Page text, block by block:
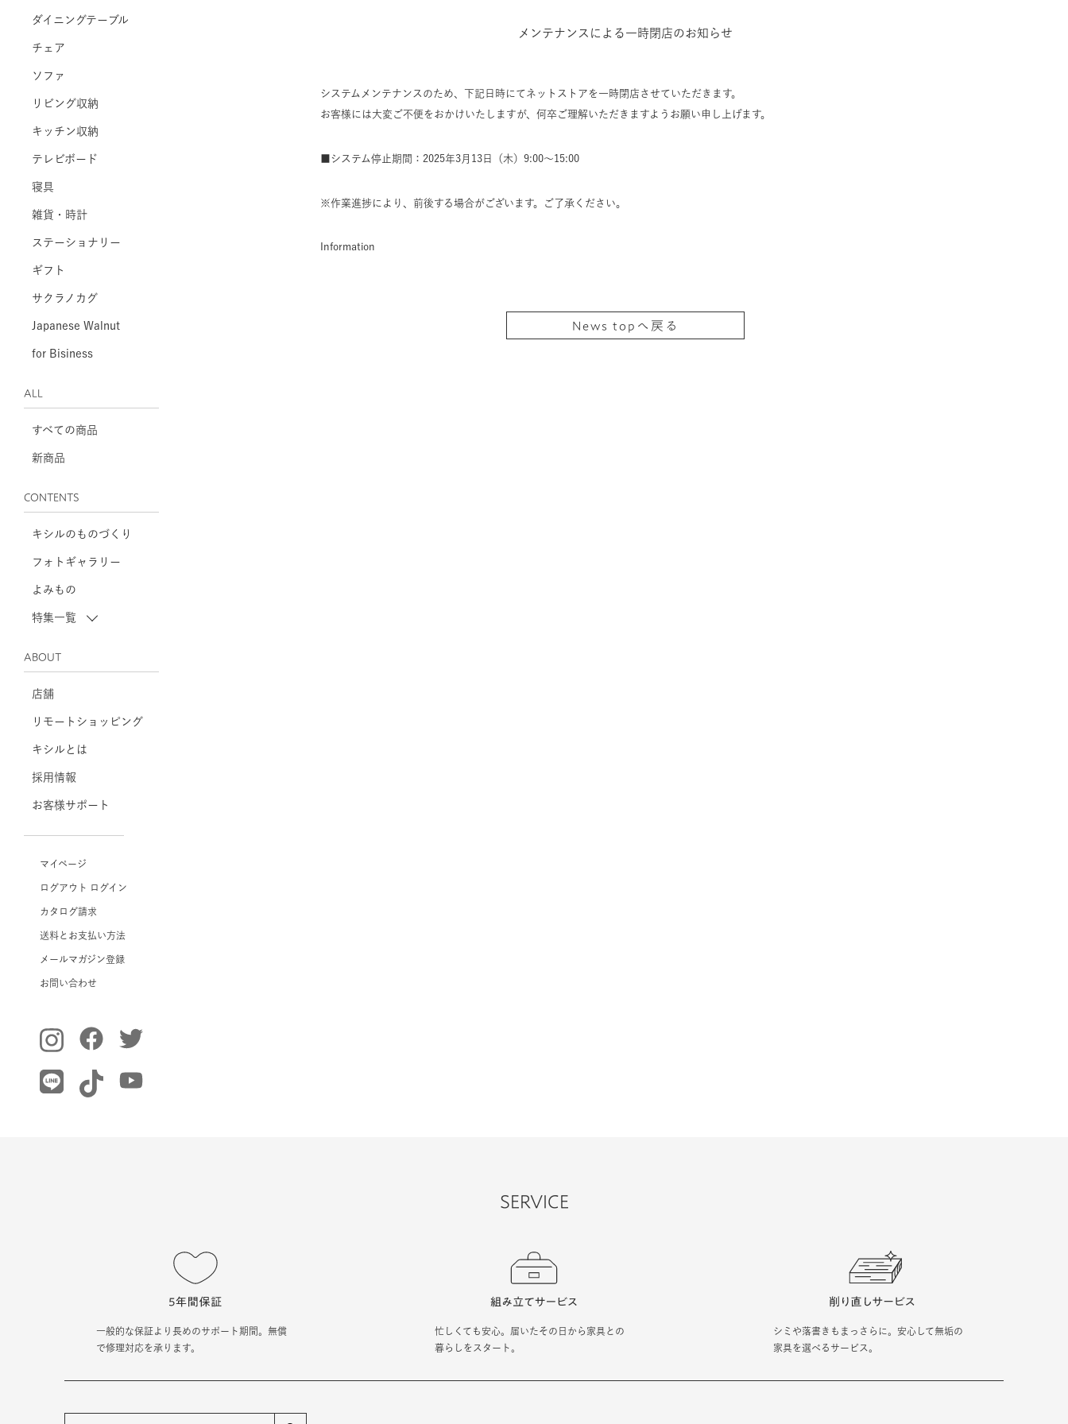
ダイニングテーブル
チェア
ソファ
リビング収納
キッチン収納
テレビボード
寝具
雑貨・時計
ステーショナリー
ギフト
サクラノカグ
Japanese Walnut
for Bisiness
ALL
すべての商品
新商品
CONTENTS
キシルのものづくり
フォトギャラリー
よみもの
特集一覧
ABOUT
店舗
リモートショッピング
キシルとは
採用情報
お客様サポート
マイページ
ログアウト ログイン
カタログ請求
送料とお支払い方法
メールマガジン登録
お問い合わせ
メンテナンスによる一時閉店のお知らせ
システムメンテナンスのため、下記日時にてネットストアを一時閉店させていただきます。
お客様には大変ご不便をおかけいたしますが、何卒ご理解いただきますようお願い申し上げます。
■システム停止期間：2025年3月13日（木）9:00～15:00
※作業進捗により、前後する場合がございます。ご了承ください。
Information
News topへ戻る
SERVICE
一般的な保証より長めのサポート期間。無償
で修理対応を承ります。
忙しくても安心。届いたその日から家具との
暮らしをスタート。
シミや落書きもまっさらに。安心して無垢の
家具を選べるサービス。